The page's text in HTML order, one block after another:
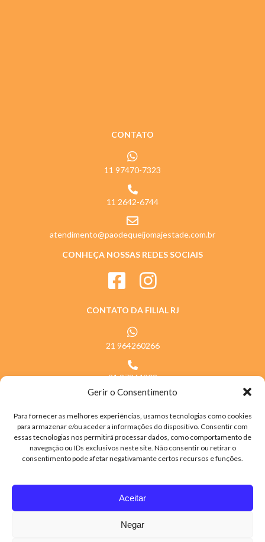
Gerir o Consentimento
Para fornecer as melhores experiências, usamos tecnologias como cookies
para armazenar e/ou aceder a informações do dispositivo. Consentir com
essas tecnologias nos permitirá processar dados, como comportamento de
navegação ou IDs exclusivos neste site. Não consentir ou retirar o
consentimento pode afetar negativamante certos recursos e funções.
Aceitar
Negar
CONTATO
11 97470-7323
11 2642-6744
atendimento@paodequeijomajestade.com.br
CONHEÇA NOSSAS REDES SOCIAIS
CONTATO DA FILIAL RJ
21 964260266
21 27864202